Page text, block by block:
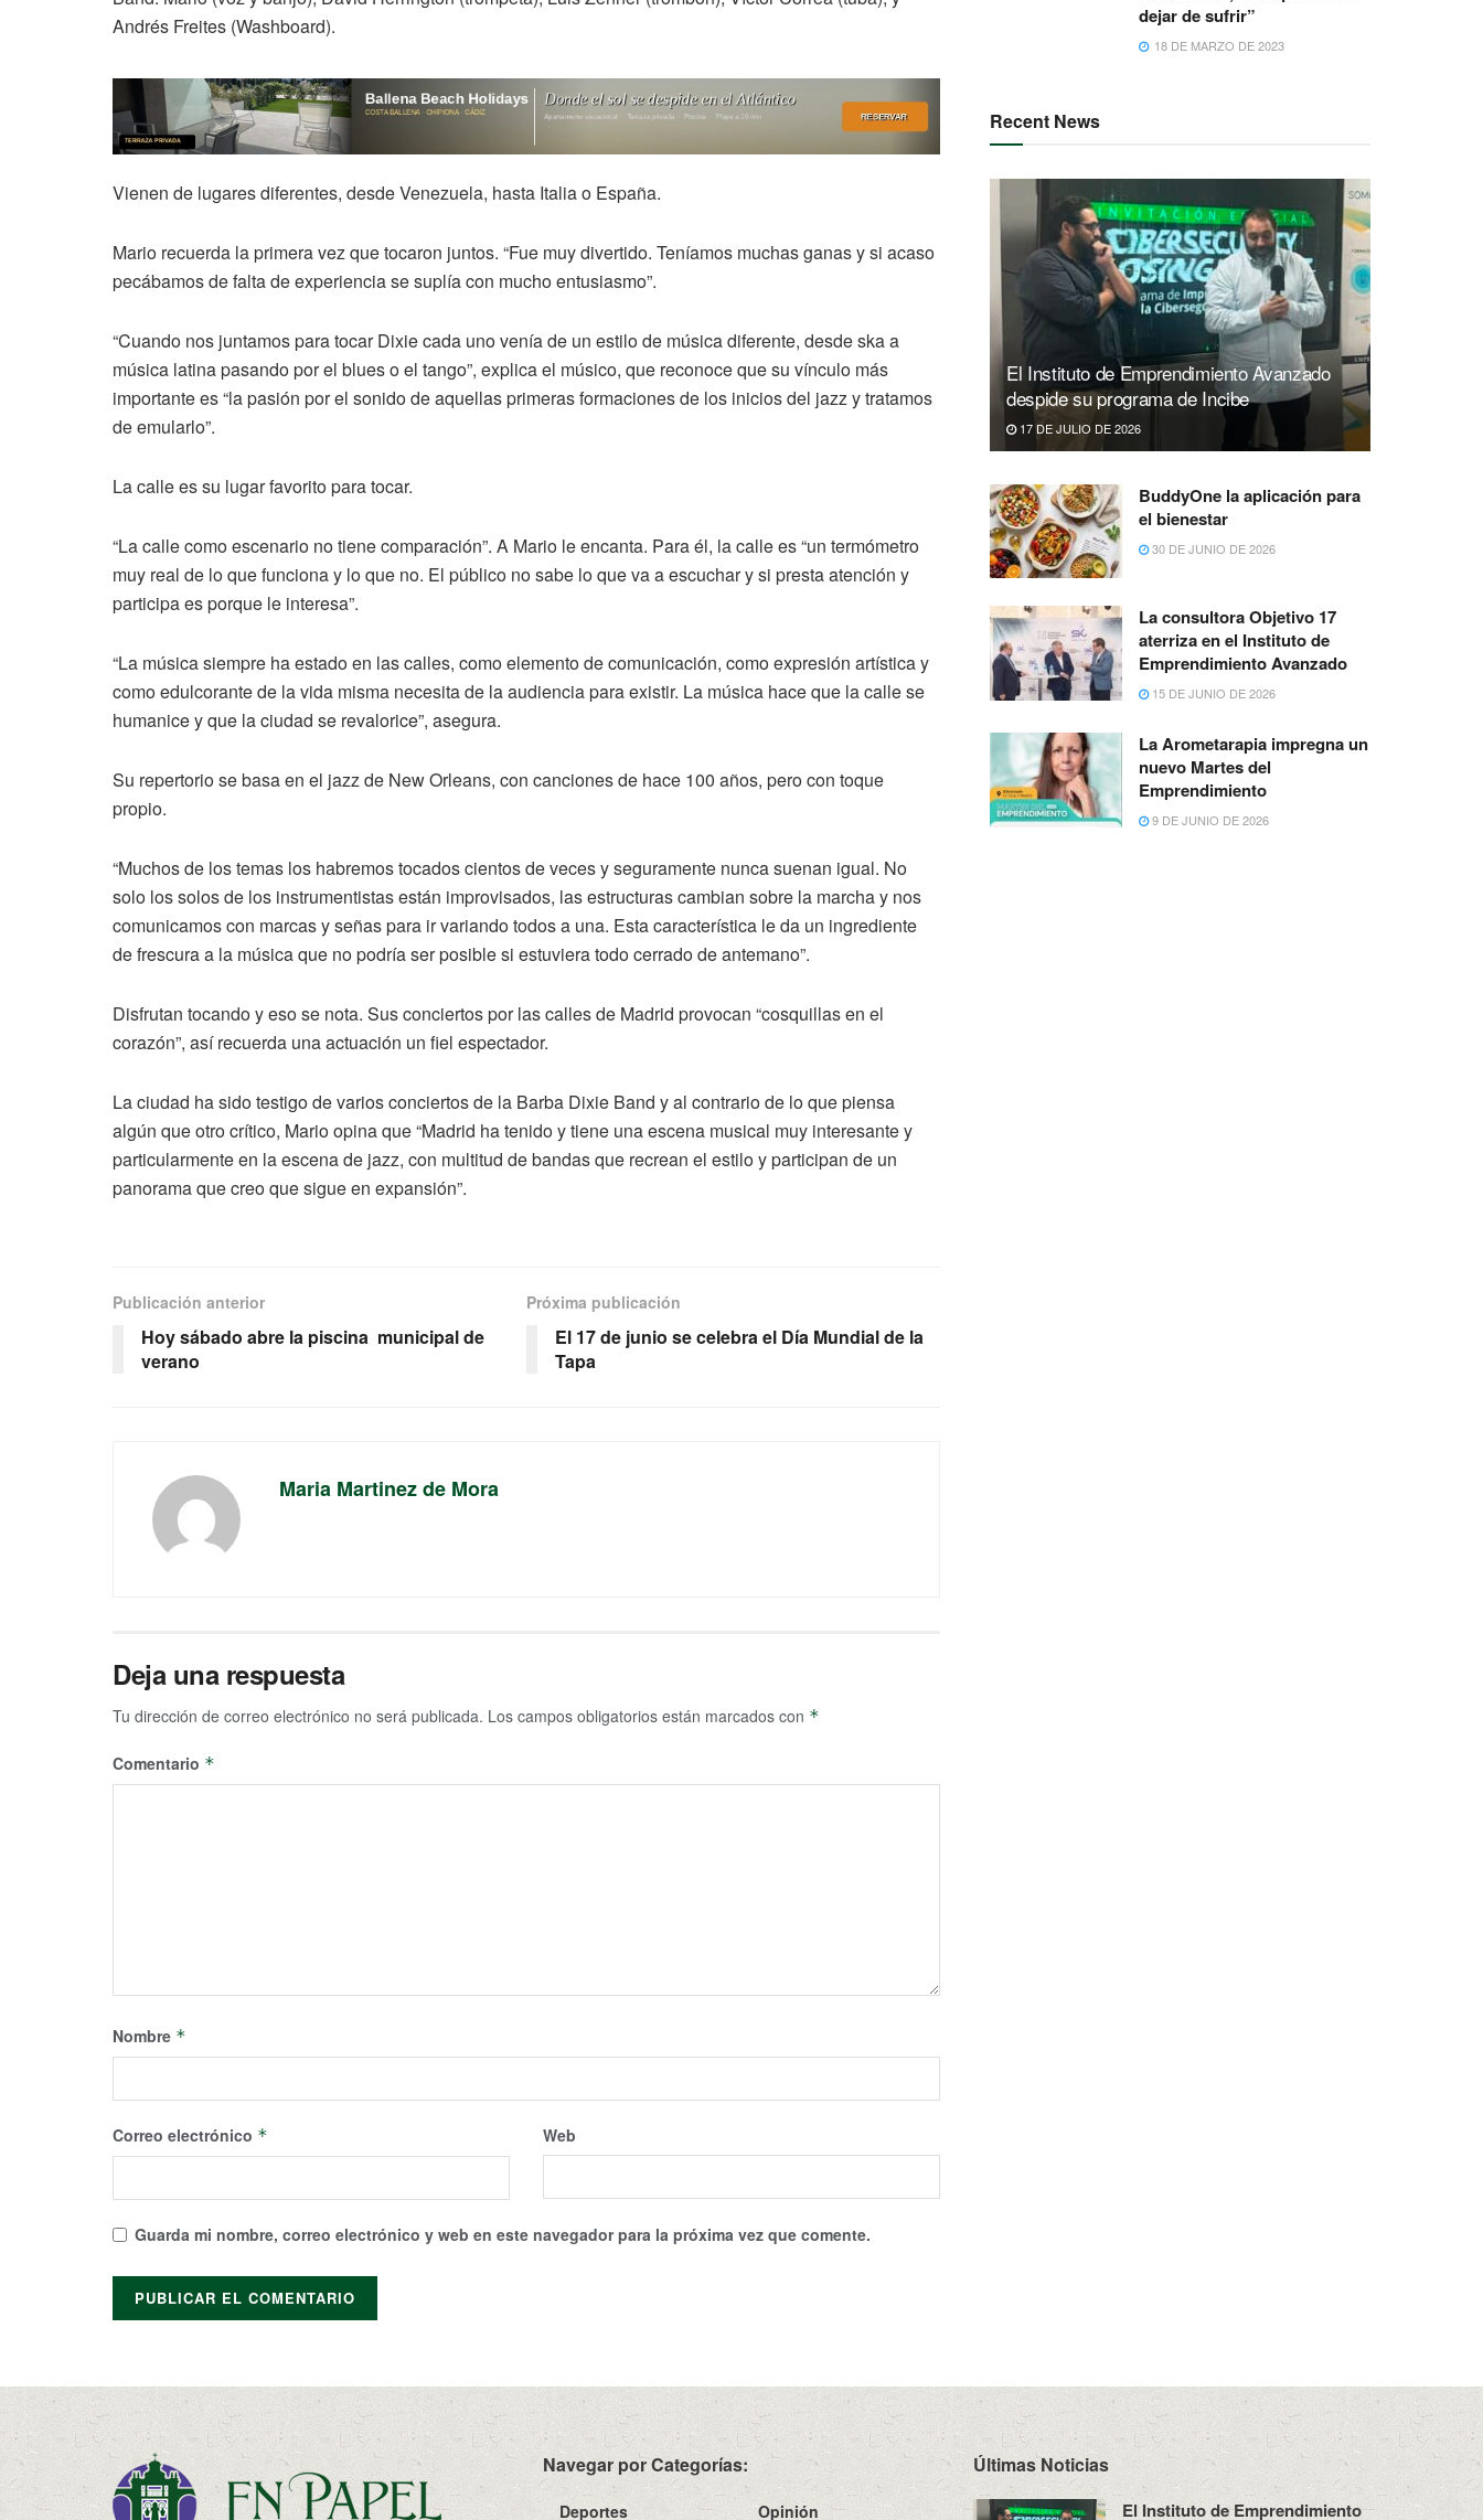
Andrés Freites (Washboard).
Vienen de lugares diferentes, desde Venezuela, hasta Italia o España.
Mario recuerda la primera vez que tocaron juntos. “Fue muy divertido. Teníamos muchas ganas y si acaso
pecábamos de falta de experiencia se suplía con mucho entusiasmo”.
“Cuando nos juntamos para tocar Dixie cada uno venía de un estilo de música diferente, desde ska a
música latina pasando por el blues o el tango”, explica el músico, que reconoce que su vínculo más
importante es “la pasión por el sonido de aquellas primeras formaciones de los inicios del jazz y tratamos
de emularlo”.
La calle es su lugar favorito para tocar.
“La calle como escenario no tiene comparación”. A Mario le encanta. Para él, la calle es “un termómetro
muy real de lo que funciona y lo que no. El público no sabe lo que va a escuchar y si presta atención y
participa es porque le interesa”.
“La música siempre ha estado en las calles, como elemento de comunicación, como expresión artística y
como edulcorante de la vida misma necesita de la audiencia para existir. La música hace que la calle se
humanice y que la ciudad se revalorice”, asegura.
Su repertorio se basa en el jazz de New Orleans, con canciones de hace 100 años, pero con toque
propio.
“Muchos de los temas los habremos tocados cientos de veces y seguramente nunca suenan igual. No
solo los solos de los instrumentistas están improvisados, las estructuras cambian sobre la marcha y nos
comunicamos con marcas y señas para ir variando todos a una. Esta característica le da un ingrediente
de frescura a la música que no podría ser posible si estuviera todo cerrado de antemano”.
Disfrutan tocando y eso se nota. Sus conciertos por las calles de Madrid provocan “cosquillas en el
corazón”, así recuerda una actuación un fiel espectador.
La ciudad ha sido testigo de varios conciertos de la Barba Dixie Band y al contrario de lo que piensa
algún que otro crítico, Mario opina que “Madrid ha tenido y tiene una escena musical muy interesante y
particularmente en la escena de jazz, con multitud de bandas que recrean el estilo y participan de un
panorama que creo que sigue en expansión”.
Publicación anterior
Hoy sábado abre la piscina municipal de
verano
Próxima publicación
El 17 de junio se celebra el Día Mundial de la
Tapa
Maria Martinez de Mora
Deja una respuesta
Tu dirección de correo electrónico no será publicada. Los campos obligatorios están marcados con *
Comentario *
Nombre *
Correo electrónico * Web
Guarda mi nombre, correo electrónico y web en este navegador para la próxima vez que comente.
dejar de sufrir”
18 DE MARZO DE 2023
Recent News
El Instituto de Emprendimiento Avanzado
despide su programa de Incibe
17 DE JULIO DE 2026
BuddyOne la aplicación para
el bienestar
30 DE JUNIO DE 2026
La consultora Objetivo 17
aterriza en el Instituto de
Emprendimiento Avanzado
15 DE JUNIO DE 2026
La Arometarapia impregna un
nuevo Martes del
Emprendimiento
9 DE JUNIO DE 2026
Navegar por Categorías:
Deportes Opinión
Últimas Noticias
El Instituto de Emprendimiento